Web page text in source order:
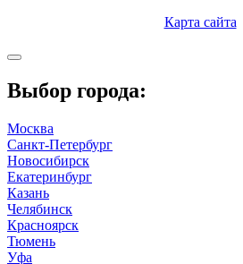
Карта сайта
Выбор города:
Москва
Санкт-Петербург
Новосибирск
Екатеринбург
Казань
Челябинск
Красноярск
Тюмень
Уфа